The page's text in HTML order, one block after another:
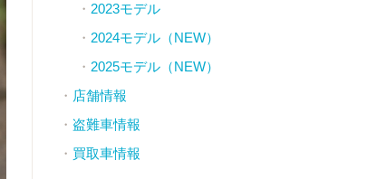
2023モデル
2024モデル（NEW）
2025モデル（NEW）
店舗情報
盗難車情報
買取車情報